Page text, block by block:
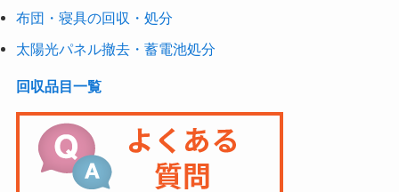
布団・寝具の回収・処分
太陽光パネル撤去・蓄電池処分
回収品目一覧